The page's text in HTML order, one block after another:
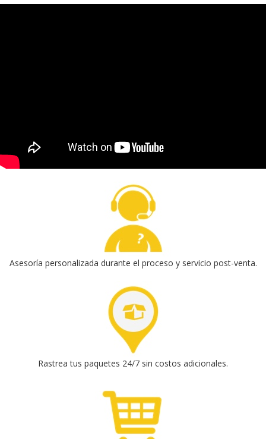
Asesoría personalizada durante el proceso y servicio post-venta.
Rastrea tus paquetes 24/7 sin costos adicionales.